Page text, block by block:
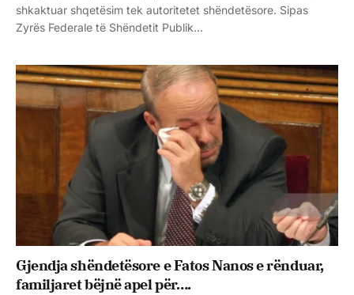
shkaktuar shqetësim tek autoritetet shëndetësore. Sipas
Zyrës Federale të Shëndetit Publik…
Gjendja shëndetësore e Fatos Nanos e rënduar,
familjaret bëjnë apel për….